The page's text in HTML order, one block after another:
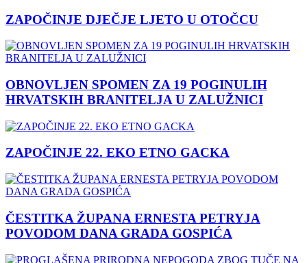
ZAPOČINJE DJEČJE LJETO U OTOČCU
OBNOVLJEN SPOMEN ZA 19 POGINULIH
HRVATSKIH BRANITELJA U ZALUŽNICI
ZAPOČINJE 22. EKO ETNO GACKA
ČESTITKA ŽUPANA ERNESTA PETRYJA
POVODOM DANA GRADA GOSPIĆA